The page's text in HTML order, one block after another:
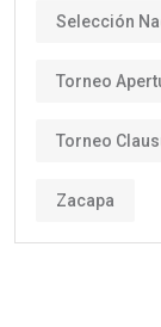
Selección
Torneo
Torneo
Zacapa